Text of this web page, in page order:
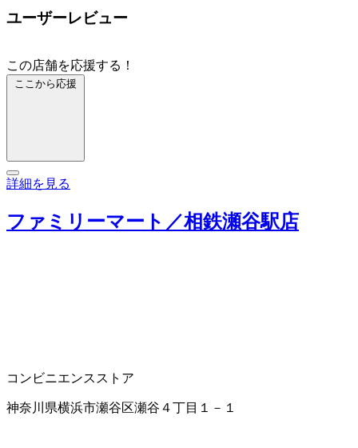
ユーザーレビュー
この店舗を応援する！
ここから応援
詳細を見る
ファミリーマート／相鉄瀬谷駅店
コンビニエンスストア
神奈川県横浜市瀬谷区瀬谷４丁目１－１